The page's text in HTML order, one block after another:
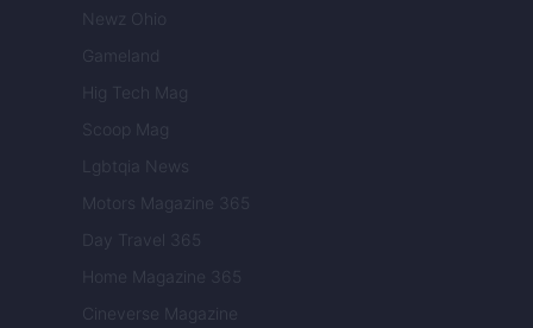
Newz Ohio
Gameland
Hig Tech Mag
Scoop Mag
Lgbtqia News
Motors Magazine 365
Day Travel 365
Home Magazine 365
Cineverse Magazine